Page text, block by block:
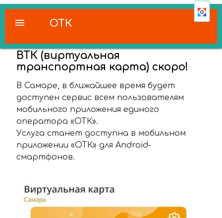
ОТК
menu
ВТК (виртуальная
транспортная карта) скоро!
В Самаре, в ближайшее время будет
доступен сервис всем пользователям
мобильного приложения единого
оператора «ОТК».
Услуга станет доступна в мобильном
приложении «ОТК» для Android-
смартфонов.